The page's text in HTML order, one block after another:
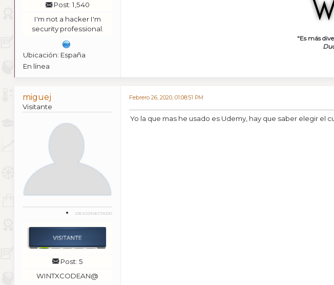
Post: 1,540
I'm not a hacker I'm
security professional.
Ubicación: España
En línea
"Es más
miguej
Visitante
DESCONECTADO
Post: 5
WINTXCODEAN@
Febrero 26, 2020, 01:08:51 PM
Yo la que mas he usado es Udemy, hay que saber elegir el